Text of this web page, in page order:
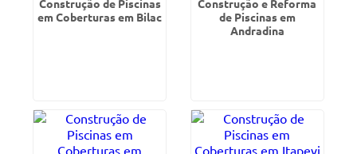
Construção de Piscinas
em Coberturas em Bilac
Construção e Reforma
de Piscinas em
Andradina